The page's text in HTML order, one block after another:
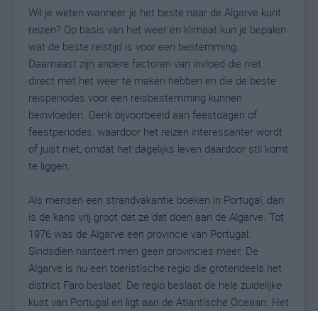
Wil je weten wanneer je het beste naar de Algarve kunt
reizen? Op basis van het weer en klimaat kun je bepalen
wat de beste reistijd is voor een bestemming.
Daarnaast zijn andere factoren van invloed die niet
direct met het weer te maken hebben en die de beste
reisperiodes voor een reisbestemming kunnen
beïnvloeden. Denk bijvoorbeeld aan feestdagen of
feestperiodes, waardoor het reizen interessanter wordt
of juist niet, omdat het dagelijks leven daardoor stil komt
te liggen.
Als mensen een strandvakantie boeken in Portugal, dan
is de kans vrij groot dat ze dat doen aan de Algarve. Tot
1976 was de Algarve een provincie van Portugal.
Sindsdien hanteert men geen provincies meer. De
Algarve is nu een toeristische regio die grotendeels het
district Faro beslaat. De regio beslaat de hele zuidelijke
kust van Portugal en ligt aan de Atlantische Oceaan. Het